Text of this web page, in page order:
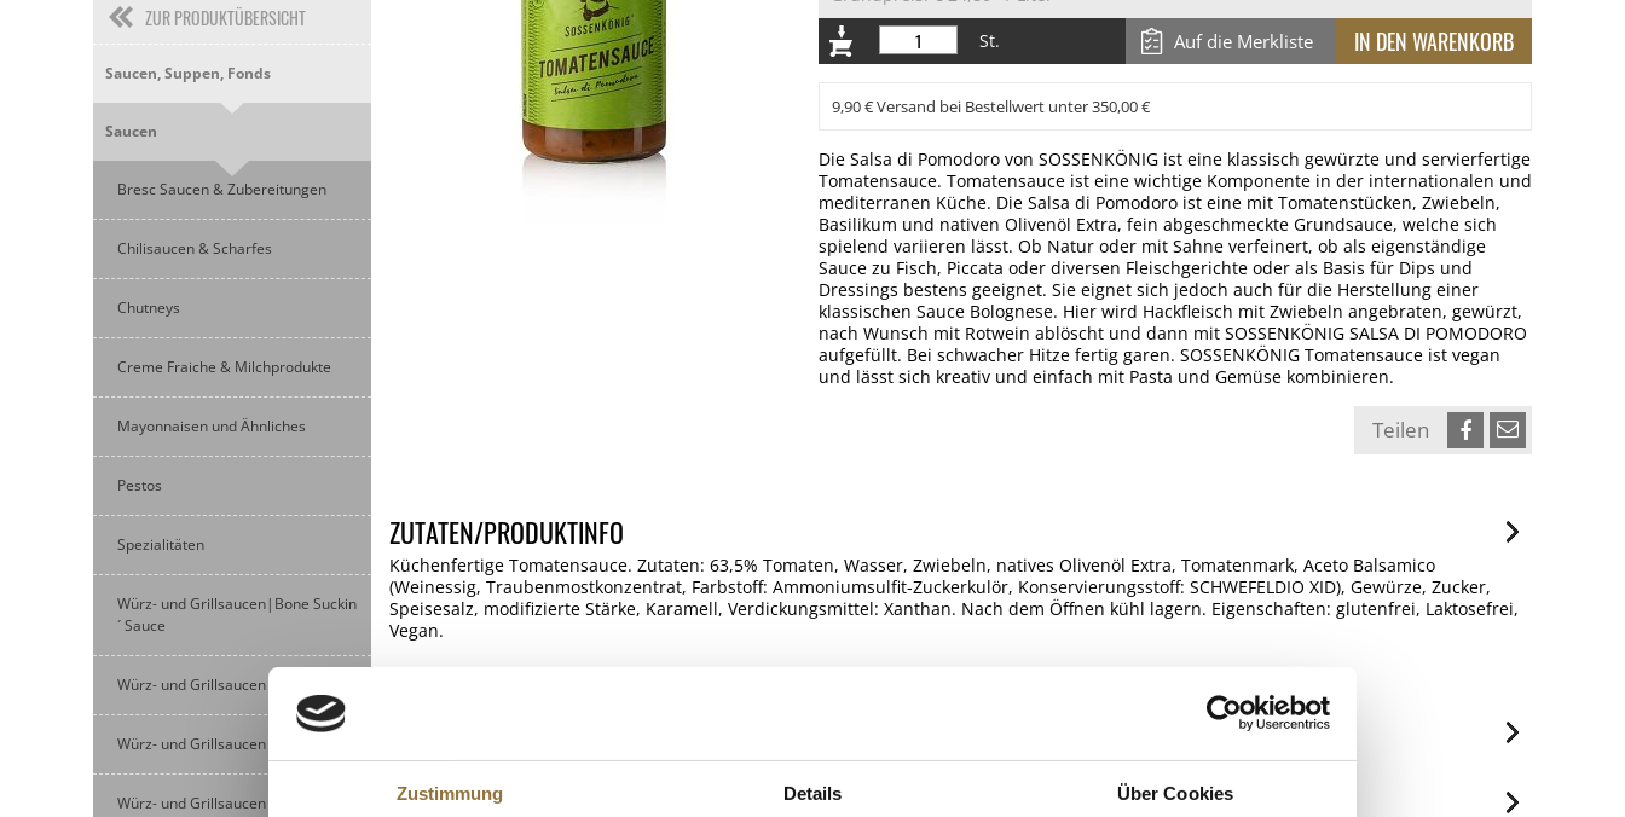
Zustimmung Details Über Cookies
ZUR PRODUKTÜBERSICHT
Saucen, Suppen, Fonds
Saucen
Bresc Saucen & Zubereitungen
Chilisaucen & Scharfes
Chutneys
Creme Fraiche & Milchprodukte
Mayonnaisen und Ähnliches
Pestos
Spezialitäten
Würz- und Grillsaucen|Bone Suckin
´ Sauce
Würz- und Grillsaucen|Ernst Petry
Würz- und Grillsaucen|Ketchup
Würz- und Grillsaucen|Kornmayer
St.
Auf die Merkliste
9,90 € Versand bei Bestellwert unter 350,00 €
Die Salsa di Pomodoro von SOSSENKÖNIG ist eine klassisch gewürzte und servierfertige
Tomatensauce. Tomatensauce ist eine wichtige Komponente in der internationalen und
mediterranen Küche. Die Salsa di Pomodoro ist eine mit Tomatenstücken, Zwiebeln,
Basilikum und nativen Olivenöl Extra, fein abgeschmeckte Grundsauce, welche sich
spielend variieren lässt. Ob Natur oder mit Sahne verfeinert, ob als eigenständige
Sauce zu Fisch, Piccata oder diversen Fleischgerichte oder als Basis für Dips und
Dressings bestens geeignet. Sie eignet sich jedoch auch für die Herstellung einer
klassischen Sauce Bolognese. Hier wird Hackfleisch mit Zwiebeln angebraten, gewürzt,
nach Wunsch mit Rotwein ablöscht und dann mit SOSSENKÖNIG SALSA DI POMODORO
aufgefüllt. Bei schwacher Hitze fertig garen. SOSSENKÖNIG Tomatensauce ist vegan
und lässt sich kreativ und einfach mit Pasta und Gemüse kombinieren.
Teilen
ZUTATEN/PRODUKTINFO
Küchenfertige Tomatensauce. Zutaten: 63,5% Tomaten, Wasser, Zwiebeln, natives Olivenöl Extra, Tomatenmark, Aceto Balsamico
(Weinessig, Traubenmostkonzentrat, Farbstoff: Ammoniumsulfit-Zuckerkulör, Konservierungsstoff: SCHWEFELDIO XID), Gewürze, Zucker,
Speisesalz, modifizierte Stärke, Karamell, Verdickungsmittel: Xanthan. Nach dem Öffnen kühl lagern. Eigenschaften: glutenfrei, Laktosefrei,
Vegan.
ALLERGENE